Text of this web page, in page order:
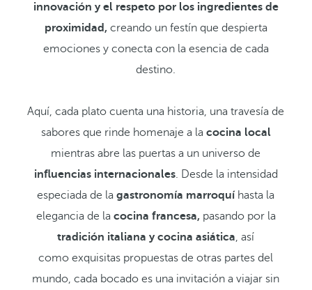
innovación y el respeto por los ingredientes de
proximidad, creando un festín que despierta
emociones y conecta con la esencia de cada
destino.
Aquí, cada plato cuenta una historia, una travesía de
sabores que rinde homenaje a la cocina local
mientras abre las puertas a un universo de
influencias internacionales. Desde la intensidad
especiada de lagastronomía marroquíhasta la
elegancia de la cocina francesa,pasando por la
tradición italiana y cocina asiática, así
como exquisitas propuestas de otras partes del
mundo, cada bocado es una invitación a viajar sin